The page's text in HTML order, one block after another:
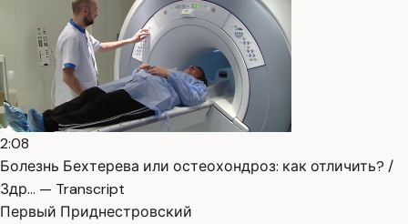
2:08
Болезнь Бехтерева или остеохондроз: как отличить? /
Здр… — Transcript
Первый Приднестровский